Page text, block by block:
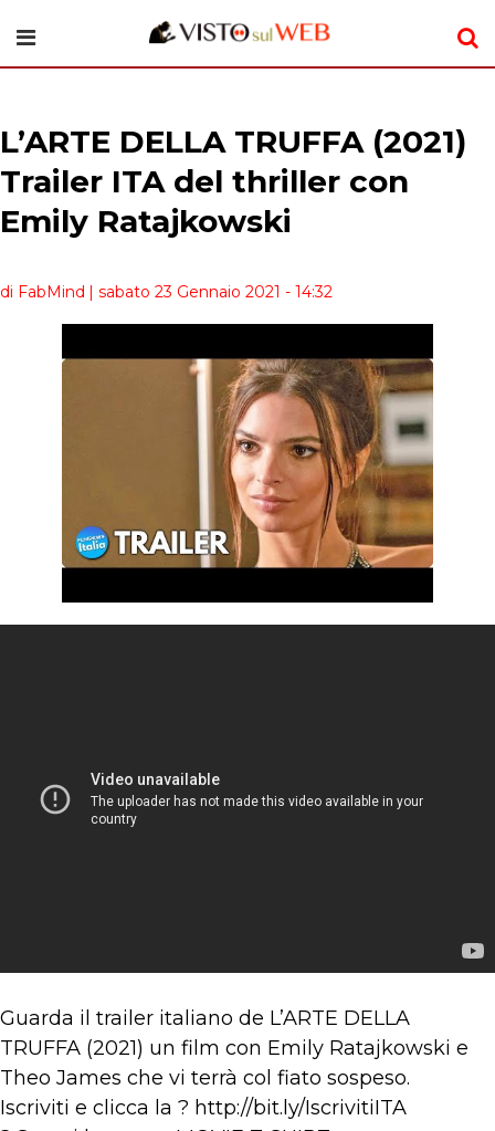
L’ARTE DELLA TRUFFA (2021)
Trailer ITA del thriller con
Emily Ratajkowski
di FabMind | sabato 23 Gennaio 2021 - 14:32
Guarda il trailer italiano de L’ARTE DELLA
TRUFFA (2021) un film con Emily Ratajkowski e
Theo James che vi terrà col fiato sospeso.
Iscriviti e clicca la ? http://bit.ly/IscrivitiITA